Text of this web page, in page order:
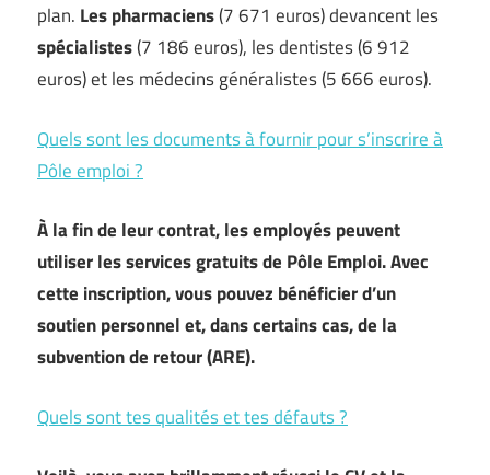
plan. Les pharmaciens(7 671 euros) devancent les
spécialistes(7 186 euros), les dentistes (6 912
euros) et les médecins généralistes (5 666 euros).
Quels sont les documents à fournir pour s’inscrire à
Pôle emploi ?
À la fin de leur contrat, les employés peuvent
utiliser les services gratuits de Pôle Emploi. Avec
cette inscription, vous pouvez bénéficier d’un
soutien personnel et, dans certains cas, de la
subvention de retour (ARE).
Quels sont tes qualités et tes défauts ?